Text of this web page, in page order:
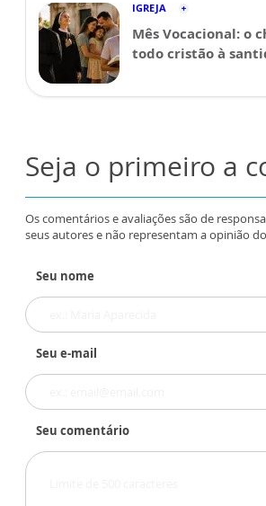
IGREJA
Mês Vocacional: o
todo cristão à
Seja o primeiro a
Os comentários e avaliações são de
seus autores e não representam a opinião
Seu nome
Seu e-mail
Seu comentário